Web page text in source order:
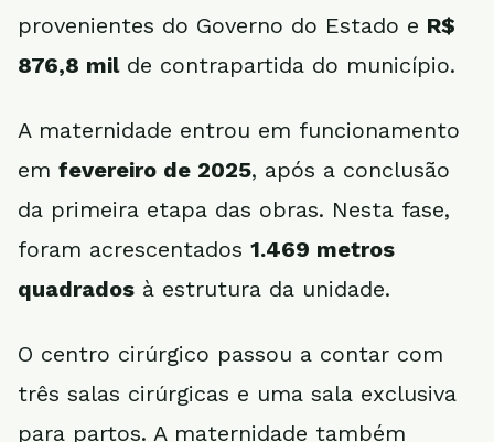
provenientes do Governo do Estado e R$
876,8 milde contrapartida do município.
A maternidade entrou em funcionamento
em fevereiro de 2025, após a conclusão
da primeira etapa das obras. Nesta fase,
foram acrescentados 1.469 metros
quadrados à estrutura da unidade.
O centro cirúrgico passou a contar com
três salas cirúrgicas e uma sala exclusiva
para partos. A maternidade também